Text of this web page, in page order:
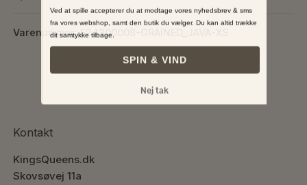
Varenummer: E24300008-GRAINED_JAVA-XS
Kontakt
KingsQueens.dk
Skovsøvej 11a
Ved at spille accepterer du at modtage vores nyhedsbrev & sms
fra vores webshop, samt den butik du vælger. Du kan altid trække
dit samtykke tilbage.
SPIN & VIND
Nej tak